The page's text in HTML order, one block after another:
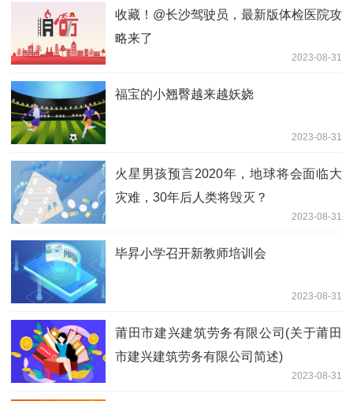
收藏！@长沙驾驶员，最新版体检医院攻
略来了
2023-08-31
福宝的小翘臀越来越妖娆
2023-08-31
火星男孩预言2020年，地球将会面临大
灾难，30年后人类将毁灭？
2023-08-31
毕昇小学召开新教师培训会
2023-08-31
莆田市建兴建筑劳务有限公司(关于莆田
市建兴建筑劳务有限公司简述)
2023-08-31